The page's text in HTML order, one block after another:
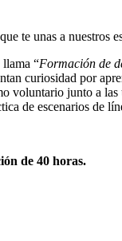
te unas a nuestros
llama “Formación de
curiosidad por
voluntario junto a las
de escenarios de
de 40 horas.